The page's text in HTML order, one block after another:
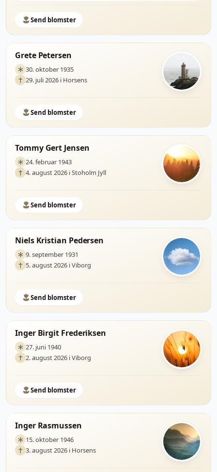
Send blomster
Grete Petersen
30. oktober 1935
29. juli 2026 i Horsens
Send blomster
Tommy Gert Jensen
24. februar 1943
4. august 2026 i Stoholm Jyll
Send blomster
Niels Kristian Pedersen
9. september 1931
5. august 2026 i Viborg
Send blomster
Inger Birgit Frederiksen
27. juni 1940
2. august 2026 i Viborg
Send blomster
Inger Rasmussen
15. oktober 1946
3. august 2026 i Horsens